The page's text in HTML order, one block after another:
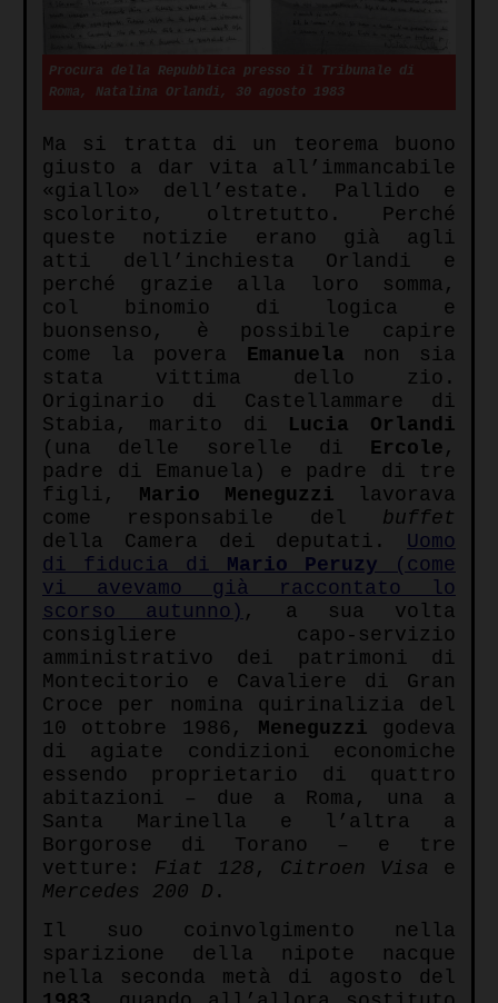
Procura della Repubblica presso il Tribunale di
Roma, Natalina Orlandi, 30 agosto 1983
Ma si tratta di un teorema buono
giusto a dar vita all’immancabile
«giallo» dell’estate. Pallido e
scolorito, oltretutto. Perché
queste notizie erano già agli
atti dell’inchiesta Orlandi e
perché grazie alla loro somma,
col binomio di logica e
buonsenso, è possibile capire
come la povera Emanuela non sia
stata vittima dello zio.
Originario di Castellammare di
Stabia, marito di Lucia Orlandi
(una delle sorelle di Ercole ,
padre di Emanuela) e padre di tre
figli, Mario Meneguzzi lavorava
come responsabile del buffet
della Camera dei deputati. Uomo
di fiducia di Mario Peruzy (come
vi avevamo già raccontato lo
scorso autunno) , a sua volta
consigliere capo-servizio
amministrativo dei patrimoni di
Montecitorio e Cavaliere di Gran
Croce per nomina quirinalizia del
10 ottobre 1986, Meneguzzi godeva
di agiate condizioni economiche
essendo proprietario di quattro
abitazioni – due a Roma, una a
Santa Marinella e l’altra a
Borgorose di Torano – e tre
vetture: Fiat 128 , Citroen Visa
e
Mercedes 200 D .
Il suo coinvolgimento nella
sparizione della nipote nacque
nella seconda metà di agosto del